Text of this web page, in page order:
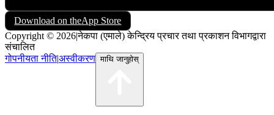
Download on theApp Store
Copyright © 2026|नेकपा (एमाले) केन्द्रिय प्रचार तथा प्रकाशन विभागद्वारा
संचालित
गोपनीयता नीति|अस्वीकरण माथि जानुहोस्